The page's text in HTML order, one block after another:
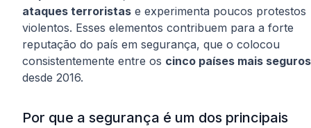
ataques terroristas e experimenta poucos protestos
violentos. Esses elementos contribuem para a forte
reputação do país em segurança, que o colocou
consistentemente entre os cinco países mais seguros
desde 2016.
Por que a segurança é um dos principais